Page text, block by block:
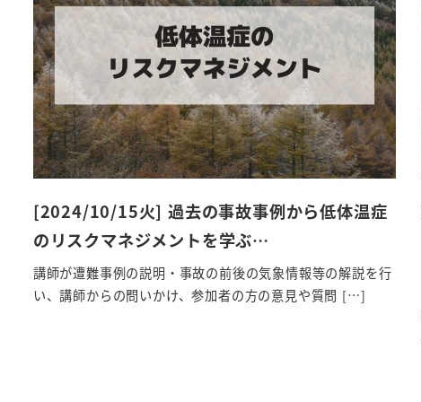
[2024/10/15火] 過去の事故事例から低体温症
のリスクマネジメントを学ぶ…
講師が遭難事例の説明・事故の前後の気象情報等の解説を行
い、講師からの問いかけ、参加者の方の意見や質問 […]